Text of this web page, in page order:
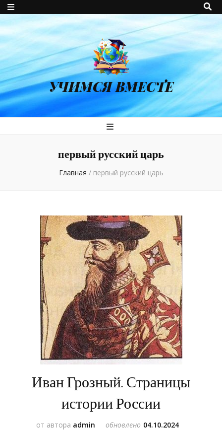
УЧИМСЯ ВМЕСТЕ
первый русский царь
Главная / первый русский царь
Иван Грозный. Страницы
истории России
от автора admin обновлено 04.10.2024